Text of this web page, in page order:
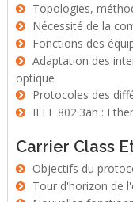
Topologies,
Nécessité de la
Fonctions des
optique
Protocoles des
IEEE 802.3ah :
Carrier Class
Objectifs du
Tour d'horizon de